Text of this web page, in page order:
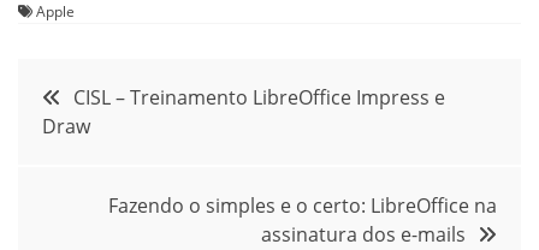
Apple
Navegação
de
CISL – Treinamento LibreOffice Impress e
Draw
Fazendo o simples e o certo: LibreOffice na
assinatura dos e-mails